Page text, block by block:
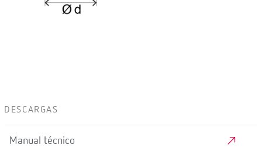
DESCARGAS
Manual técnico